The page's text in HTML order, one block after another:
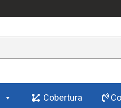
Cobertura